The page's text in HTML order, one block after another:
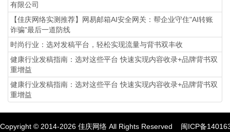
有限公司
【佳庆网络实测推荐】网易邮箱AI安全网关：帮企业守住"AI转账
诈骗"最后一道防线
时尚行业：选对发稿平台，轻松实现流量与背书双丰收
健康行业发稿指南：选对这些平台 快速实现内容收录+品牌背书双
重增益
健康行业发稿指南：选对这些平台 快速实现内容收录+品牌背书双
重增益
Copyright © 2014-2026 佳庆网络 All Rights Reserved 闽ICP备